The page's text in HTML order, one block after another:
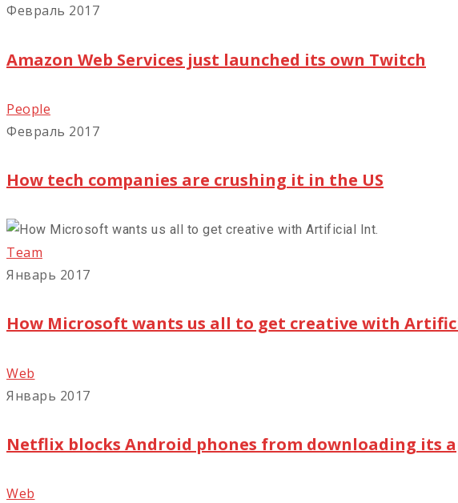
Февраль 2017
Amazon Web Services just launched its own Twitch
People
Февраль 2017
How tech companies are crushing it in the US
Team
Январь 2017
How Microsoft wants us all to get creative with
Web
Январь 2017
Netflix blocks Android phones from downloading its
Web